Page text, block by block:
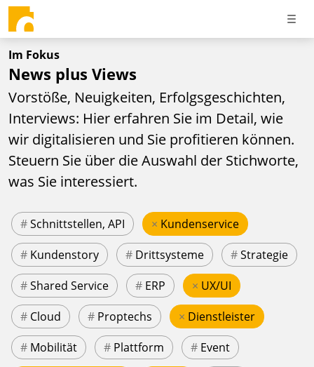
Im Fokus
News plus Views
Vorstöße, Neuigkeiten, Erfolgsgeschichten,
Interviews: Hier erfahren Sie im Detail, wie
wir digitalisieren und Sie profitieren können.
Steuern Sie über die Auswahl der Stichworte,
was Sie interessiert.
#Schnittstellen, API × Kundenservice
# Kundenstory # Drittsysteme #Strategie
#Shared Service # ERP × UX/UI
# Cloud # Proptechs × Dienstleister
# Mobilität # Plattform # Event